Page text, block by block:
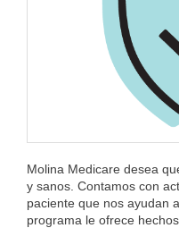
Molina Medicare desea
y sanos. Contamos con
paciente que nos ayudan
programa le ofrece